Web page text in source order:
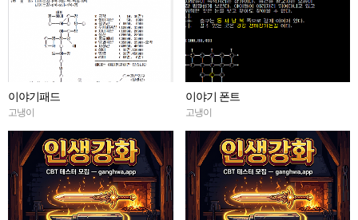
이야기패드
고냉이
이야기 폰트
고냉이